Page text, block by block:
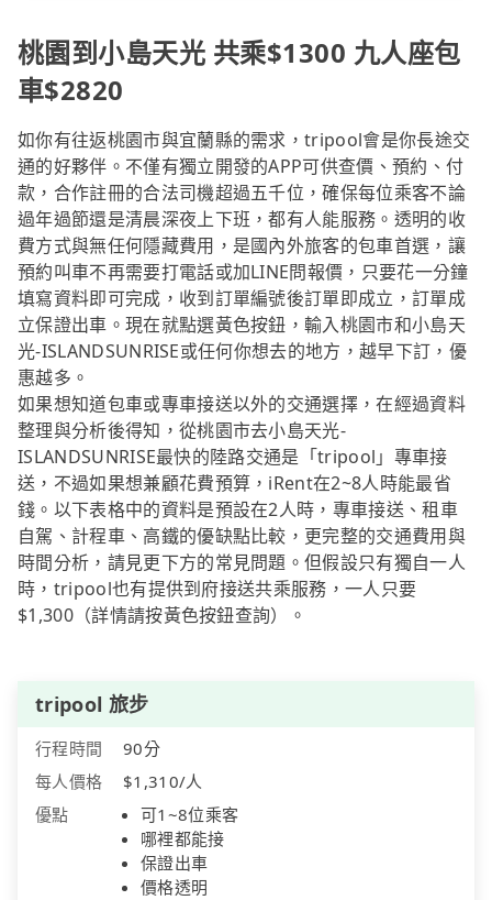
桃園到小島天光 共乘$1300 九人座包
車$2820
如你有往返桃園市與宜蘭縣的需求，tripool會是你長途交
通的好夥伴。不僅有獨立開發的APP可供查價、預約、付
款，合作註冊的合法司機超過五千位，確保每位乘客不論
過年過節還是清晨深夜上下班，都有人能服務。透明的收
費方式與無任何隱藏費用，是國內外旅客的包車首選，讓
預約叫車不再需要打電話或加LINE問報價，只要花一分鐘
填寫資料即可完成，收到訂單編號後訂單即成立，訂單成
立保證出車。現在就點選黃色按鈕，輸入桃園市和小島天
光-ISLANDSUNRISE或任何你想去的地方，越早下訂，優
惠越多。
如果想知道包車或專車接送以外的交通選擇，在經過資料
整理與分析後得知，從桃園市去小島天光-
ISLANDSUNRISE最快的陸路交通是「tripool」專車接
送，不過如果想兼顧花費預算，iRent在2~8人時能最省
錢。以下表格中的資料是預設在2人時，專車接送、租車
自駕、計程車、高鐵的優缺點比較，更完整的交通費用與
時間分析，請見更下方的常見問題。但假設只有獨自一人
時，tripool也有提供到府接送共乘服務，一人只要
$1,300（詳情請按黃色按鈕查詢）。
tripool 旅步
行程時間
90分
每人價格
$1,310/人
優點
可1~8位乘客
哪裡都能接
保證出車
價格透明